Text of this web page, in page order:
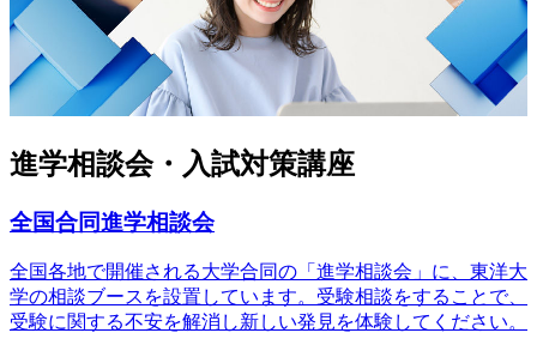
進学相談会・入試対策講座
全国合同進学相談会
全国各地で開催される大学合同の「進学相談会」に、東洋大
学の相談ブースを設置しています。受験相談をすることで、
受験に関する不安を解消し新しい発見を体験してください。